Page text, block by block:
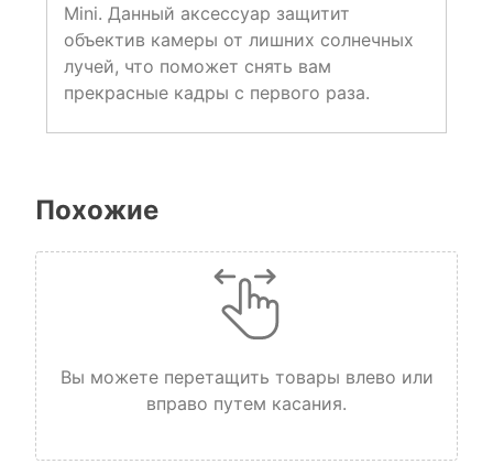
Mini. Данный аксессуар защитит
объектив камеры от лишних солнечных
лучей, что поможет снять вам
прекрасные кадры с первого раза.
Похожие
Вы можете перетащить товары влево или
вправо путем касания.